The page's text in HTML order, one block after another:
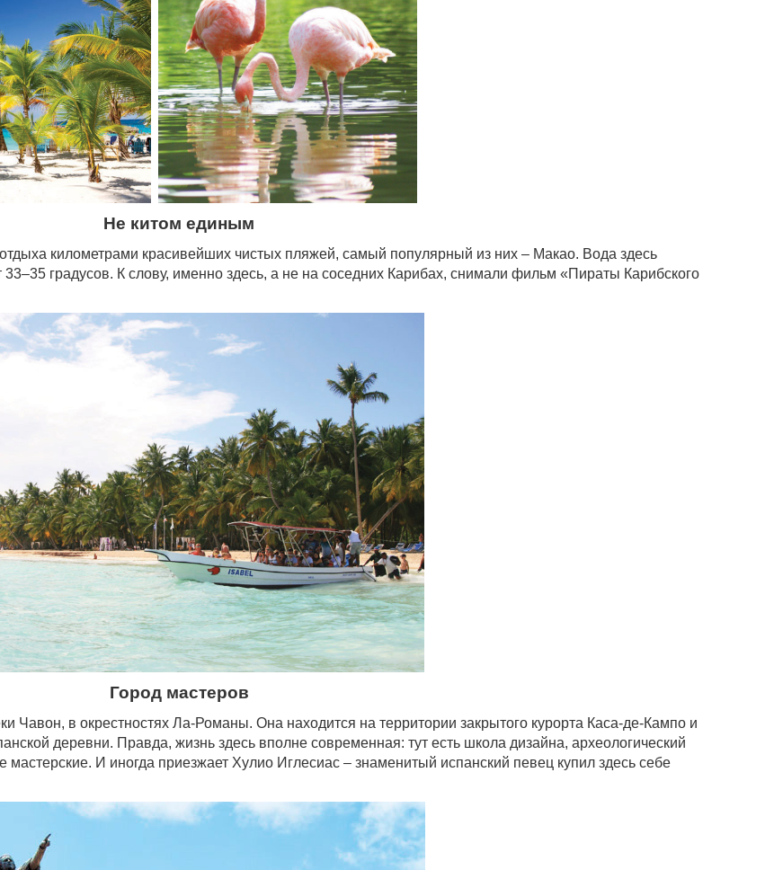
Не китом единым
километрами красивейших чистых пляжей, самый популярный из них – Макао. Вода здесь
33–35 градусов. К слову, именно здесь, а не на соседних Карибах, снимали фильм «Пираты Карибского
Город мастеров
Чавон, в окрестностях Ла-Романы. Она находится на территории закрытого курорта Каса-де-Кампо и
деревни. Правда, жизнь здесь вполне современная: тут есть школа дизайна, археологический
И иногда приезжает Хулио Иглесиас – знаменитый испанский певец купил здесь себе